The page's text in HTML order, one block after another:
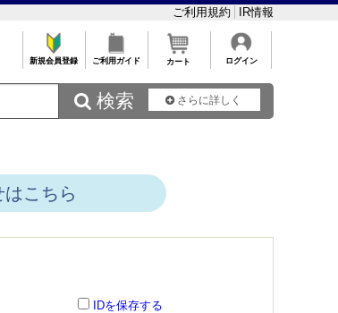
ご利用規約 IR情報
新規会員登録 ご利用ガイド カート ログイン
 検索 さらに詳しく
こちら
IDを保存する